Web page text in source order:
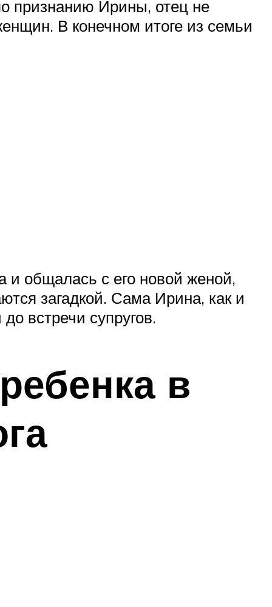
признанию Ирины, отец не
В конечном итоге из семьи
и общалась с его новой женой,
загадкой. Сама Ирина, как и
встречи супругов.
в